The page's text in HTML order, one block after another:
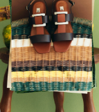
Descrição
Excelente 4,9/5